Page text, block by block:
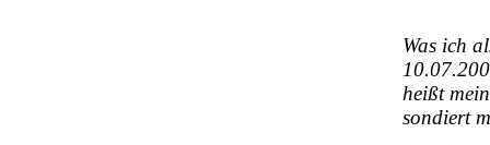
Was ich
heißt
sondiert